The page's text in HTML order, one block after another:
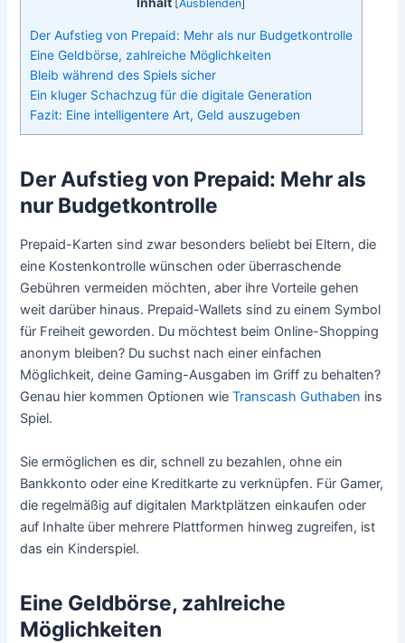
Inhalt [Ausblenden]
Der Aufstieg von Prepaid: Mehr als nur Budgetkontrolle
Eine Geldbörse, zahlreiche Möglichkeiten
Bleib während des Spiels sicher
Ein kluger Schachzug für die digitale Generation
Fazit: Eine intelligentere Art, Geld auszugeben
Der Aufstieg von Prepaid: Mehr als
nur Budgetkontrolle
Prepaid-Karten sind zwar besonders beliebt bei Eltern, die
eine Kostenkontrolle wünschen oder überraschende
Gebühren vermeiden möchten, aber ihre Vorteile gehen
weit darüber hinaus. Prepaid-Wallets sind zu einem Symbol
für Freiheit geworden. Du möchtest beim Online-Shopping
anonym bleiben? Du suchst nach einer einfachen
Möglichkeit, deine Gaming-Ausgaben im Griff zu behalten?
Genau hier kommen Optionen wieTranscash Guthaben ins
Spiel.
Sie ermöglichen es dir, schnell zu bezahlen, ohne ein
Bankkonto oder eine Kreditkarte zu verknüpfen. Für Gamer,
die regelmäßig auf digitalen Marktplätzen einkaufen oder
auf Inhalte über mehrere Plattformen hinweg zugreifen, ist
das ein Kinderspiel.
Eine Geldbörse, zahlreiche
Möglichkeiten